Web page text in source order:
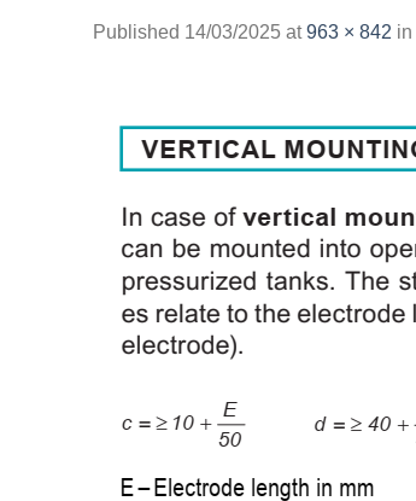
Published 14/03/2025 at963 × 842 in